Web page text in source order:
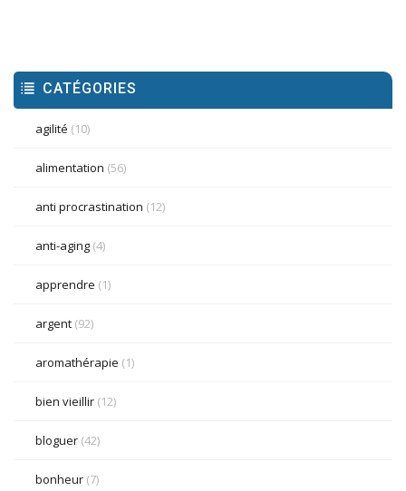
CATÉGORIES
agilité (10)
alimentation (56)
anti procrastination (12)
anti-aging (4)
apprendre (1)
argent (92)
aromathérapie (1)
bien vieillir (12)
bloguer (42)
bonheur (7)